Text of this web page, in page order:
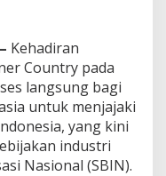
Kehadiran
Country pada
langsung bagi
untuk menjajaki
yang kini
industri
Nasional (SBIN).